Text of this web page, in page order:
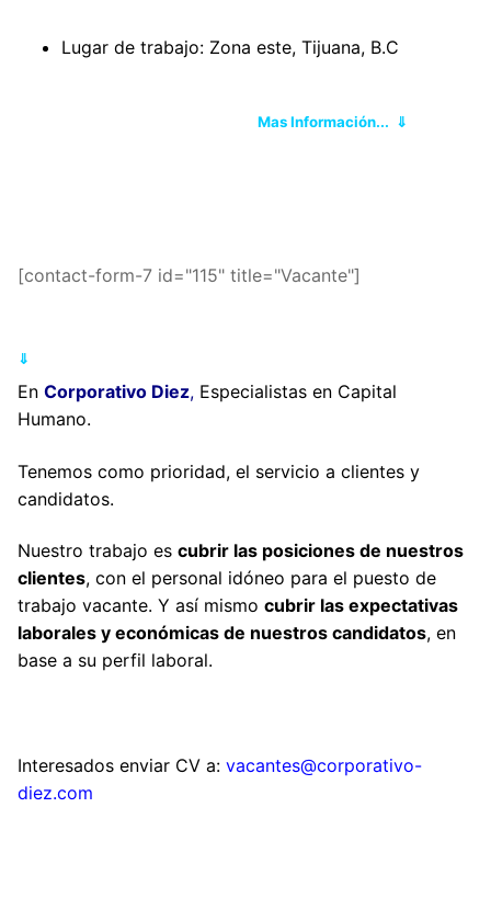
Lugar de trabajo: Zona este, Tijuana, B.C
Mas Información... ⇓
[contact-form-7 id="115" title="Vacante"]
⇓
En Corporativo Diez, Especialistas en Capital
Humano.
Tenemos como prioridad, el servicio a clientes y
candidatos.
Nuestro trabajo es cubrir las posiciones de nuestros
clientes, con el personal idóneo para el puesto de
trabajo vacante. Y así mismo cubrir las expectativas
laborales y económicas de nuestros candidatos, en
base a su perfil laboral.
Interesados enviar CV a: vacantes@corporativo-
diez.com